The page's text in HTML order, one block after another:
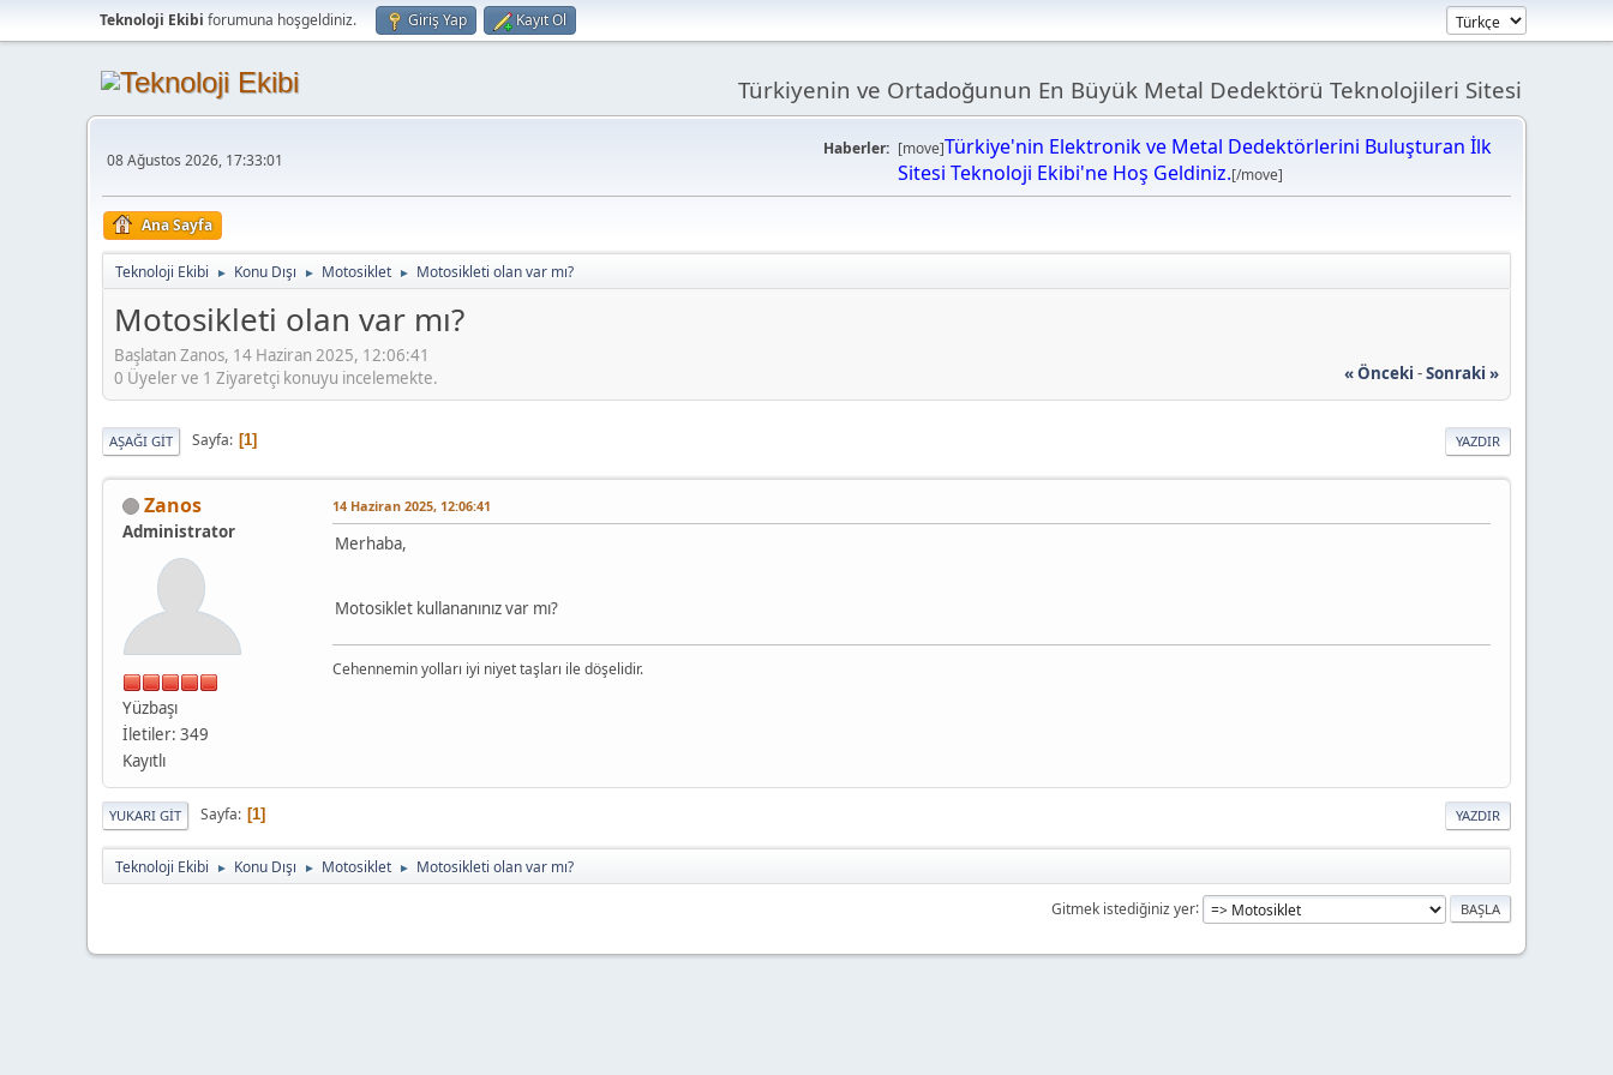
Teknoloji Ekibi forumuna hoşgeldiniz. Giriş Yap Kayıt Ol
Türkiyenin ve Ortadoğunun En Büyük Metal Dedektörü Teknolojileri Sitesi
08 Ağustos 2026, 17:33:01
Haberler: [move]Türkiye'nin Elektronik ve Metal Dedektörlerini Buluşturan İlk
Sitesi Teknoloji Ekibi'ne Hoş Geldiniz.[/move]
Ana Sayfa
Teknoloji Ekibi ► Konu Dışı ► Motosiklet ► Motosikleti olan var mı?
Motosikleti olan var mı?
Başlatan Zanos, 14 Haziran 2025, 12:06:41
« Önceki -Sonraki »
0 Üyeler ve 1 Ziyaretçi konuyu incelemekte.
YAZDIR
AŞAĞI GIT Sayfa 1
Zanos
Administrator
Yüzbaşı
İletiler: 349
Kayıtlı
14 Haziran 2025, 12:06:41
Merhaba,
Motosiklet kullananınız var mı?
Cehennemin yolları iyi niyet taşları ile döşelidir.
YAZDIR
YUKARI GIT Sayfa 1
Teknoloji Ekibi ► Konu Dışı ► Motosiklet ► Motosikleti olan var mı?
Gitmek istediğiniz yer